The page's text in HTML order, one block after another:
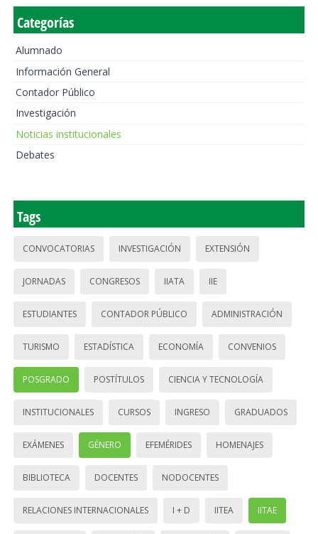
Categorías
Alumnado
Información General
Contador Público
Investigación
Noticias institucionales
Debates
Tags
CONVOCATORIAS INVESTIGACIÓN EXTENSIÓN
JORNADAS CONGRESOS IIATA IIE
ESTUDIANTES CONTADOR PÚBLICO ADMINISTRACIÓN
TURISMO ESTADÍSTICA ECONOMÍA CONVENIOS
POSGRADO POSTÍTULOS CIENCIA Y TECNOLOGÍA
INSTITUCIONALES CURSOS INGRESO GRADUADOS
EXÁMENES GÉNERO EFEMÉRIDES HOMENAJES
BIBLIOTECA DOCENTES NODOCENTES
RELACIONES INTERNACIONALES I + D IITEA IITAE